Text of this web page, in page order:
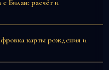
Билан: расчёт и
карты рождения и